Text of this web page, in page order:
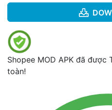
Shopee MOD APK đã được
toàn!